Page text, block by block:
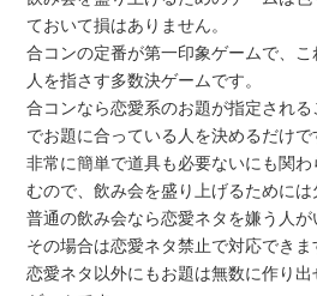
ておいて損はありません。
合コンの定番が第一印象ゲームで、
人を指さす多数決ゲームです。
合コンなら恋愛系のお題が指定され
でお題に合っている人を決めるだけで
非常に簡単で道具も必要ないにも関
むので、飲み会を盛り上げるためには
普通の飲み会なら恋愛ネタを嫌う人が
その場合は恋愛ネタ禁止で対応できま
恋愛ネタ以外にもお題は無数に作り